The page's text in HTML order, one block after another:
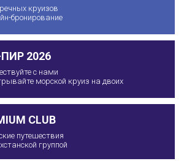
круизов
бронирование
2026
с нами
морской круиз на двоих
CLUB
путешествия
группой